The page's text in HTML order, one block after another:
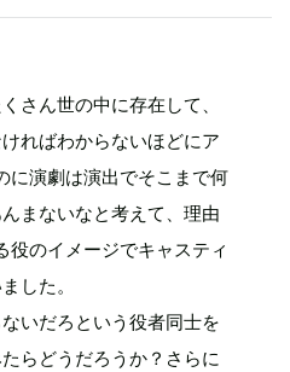
さん世の中に存在して、
ればわからないほどにア
に演劇は演出でそこまで何
まないなと考えて、理由
役のイメージでキャスティ
した。
いだろという役者同士を
らどうだろうか？さらに